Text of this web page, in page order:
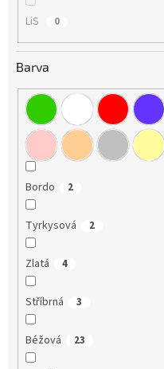
LiS 0
Barva
Bordo 2
Tyrkysová 2
Zlatá 4
Stříbrná 3
Béžová 23